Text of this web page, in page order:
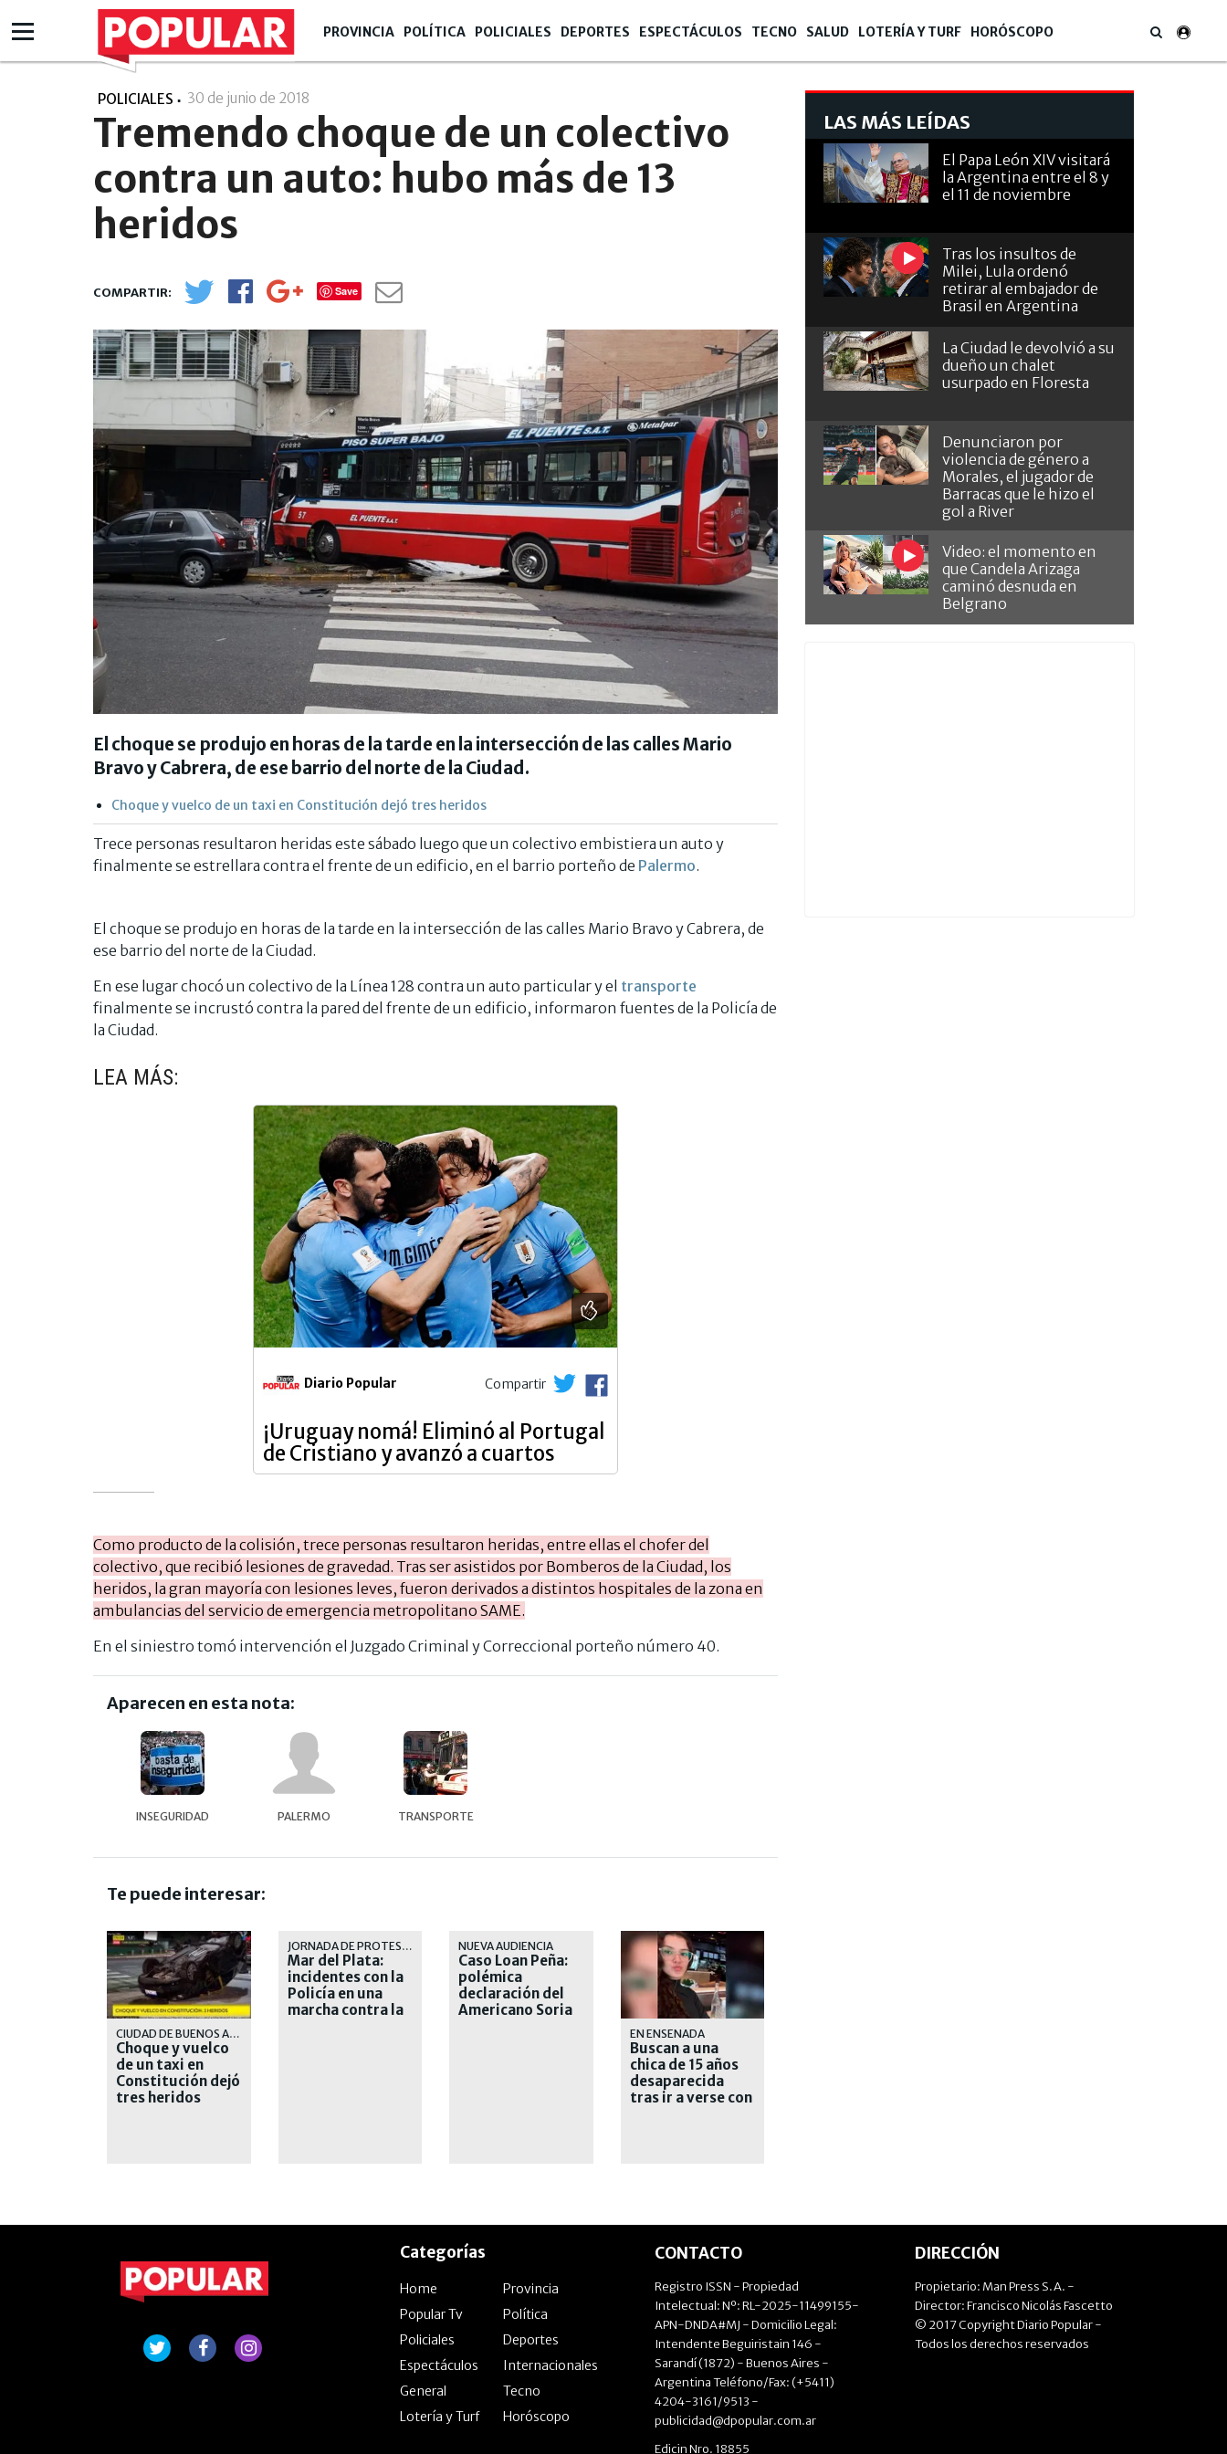
PROVINCIA POLÍTICA POLICIALES DEPORTES ESPECTÁCULOS TECNO SALUD LOTERÍA Y TURF HORÓSCOPO
POLICIALES 30 de junio de 2018
Tremendo choque de un colectivo
contra un auto: hubo más de 13
heridos
Save
El choque se produjo en horas de la tarde en la intersección de las calles Mario
Bravo y Cabrera, de ese barrio del norte de la Ciudad.
Choque y vuelco de un taxi en Constitución dejó tres heridos
Trece personas resultaron heridas este sábado luego que un colectivo embistiera un auto y
finalmente se estrellara contra el frente de un edificio, en el barrio porteño de Palermo.
El choque se produjo en horas de la tarde en la intersección de las calles Mario Bravo y Cabrera, de
ese barrio del norte de la Ciudad.
En ese lugar chocó un colectivo de la Línea 128 contra un auto particular y el transporte
finalmente se incrustó contra la pared del frente de un edificio, informaron fuentes de la Policía de
la Ciudad.
LEA MÁS:
Diario Popular Compartir
¡Uruguay nomá! Eliminó al Portugal
de Cristiano y avanzó a cuartos
Como producto de la colisión, trece personas resultaron heridas, entre ellas el chofer del
colectivo, que recibió lesiones de gravedad. Tras ser asistidos por Bomberos de la Ciudad, los
heridos, la gran mayoría con lesiones leves, fueron derivados a distintos hospitales de la zona en
ambulancias del servicio de emergencia metropolitano SAME.
En el siniestro tomó intervención el Juzgado Criminal y Correccional porteño número 40.
Aparecen en esta nota:
INSEGURIDAD PALERMO TRANSPORTE
Te puede interesar:
CIUDAD DE BUENOS AIRES
Choque y vuelco
de un taxi en
Constitución dejó
tres heridos
JORNADA DE PROTESTA
Mar del Plata:
incidentes con la
Policía en una
marcha contra la
NUEVA AUDIENCIA
Caso Loan Peña:
polémica
declaración del
Americano Soria
EN ENSENADA
Buscan a una
chica de 15 años
desaparecida
tras ir a verse con
LAS MÁS LEÍDAS
El Papa León XIV visitará
la Argentina entre el 8 y
el 11 de noviembre
Tras los insultos de
Milei, Lula ordenó
retirar al embajador de
Brasil en Argentina
La Ciudad le devolvió a su
dueño un chalet
usurpado en Floresta
Denunciaron por
violencia de género a
Morales, el jugador de
Barracas que le hizo el
gol a River
Video: el momento en
que Candela Arizaga
caminó desnuda en
Belgrano
Categorías
Home
Provincia
Popular Tv
Política
Policiales
Deportes
Espectáculos
Internacionales
General
Tecno
Lotería y Turf
Horóscopo
CONTACTO
Registro ISSN - Propiedad
Intelectual: Nº: RL-2025-11499155-
APN-DNDA#MJ - Domicilio Legal:
Intendente Beguiristain 146 -
Sarandí (1872) - Buenos Aires -
Argentina Teléfono/Fax: (+5411)
4204-3161/9513 -
publicidad@dpopular.com.ar
Edicin Nro. 18855
DIRECCIÓN
Propietario: Man Press S.A. -
Director: Francisco Nicolás Fascetto
© 2017 Copyright Diario Popular -
Todos los derechos reservados